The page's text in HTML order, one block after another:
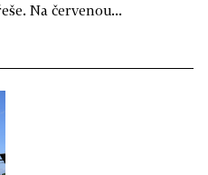
Na červenou...